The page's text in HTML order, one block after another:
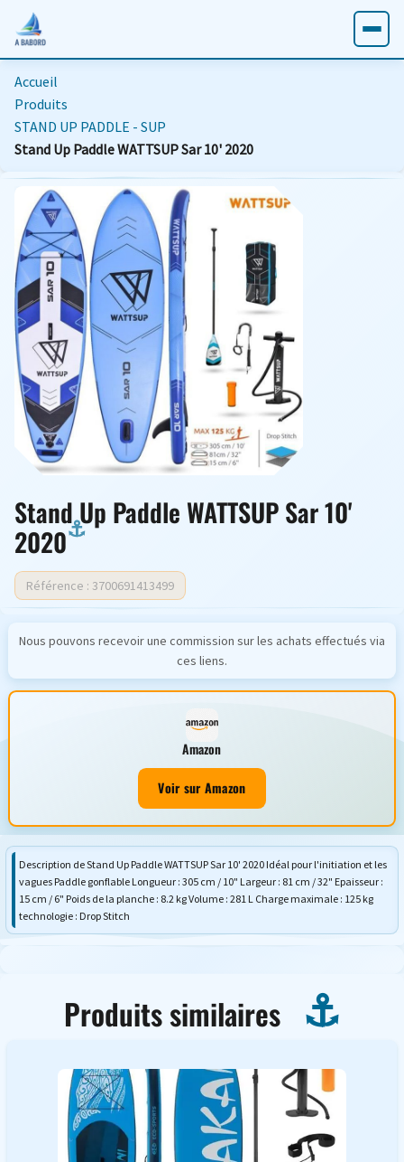
Accueil
Produits
STAND UP PADDLE - SUP
Stand Up Paddle WATTSUP Sar 10' 2020
Stand Up Paddle WATTSUP Sar 10'
2020
Référence : 3700691413499
Nous pouvons recevoir une commission sur les achats effectués via
ces liens.
Amazon
Voir sur Amazon
Description de Stand Up Paddle WATTSUP Sar 10' 2020 Idéal pour l'initiation et les
vagues Paddle gonflable Longueur : 305 cm / 10" Largeur : 81 cm / 32" Epaisseur :
15 cm / 6" Poids de la planche : 8.2 kg Volume : 281 L Charge maximale : 125 kg
technologie : Drop Stitch
Produits similaires